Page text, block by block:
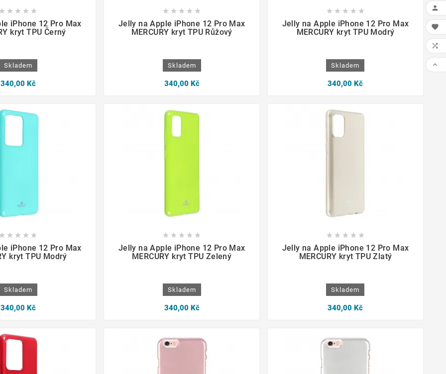
    
iPhone 12 Pro Max
kryt TPU Černý
Skladem
340,00 Kč
    
Jelly na Apple iPhone 12 Pro Max
MERCURY kryt TPU Růžový
Skladem
340,00 Kč
    
Jelly na Apple iPhone 12 Pro Max
MERCURY kryt TPU Modrý
Skladem
340,00 Kč
    
iPhone 12 Pro Max
kryt TPU Modrý
Skladem
340,00 Kč
    
Jelly na Apple iPhone 12 Pro Max
MERCURY kryt TPU Zelený
Skladem
340,00 Kč
    
Jelly na Apple iPhone 12 Pro Max
MERCURY kryt TPU Zlatý
Skladem
340,00 Kč



